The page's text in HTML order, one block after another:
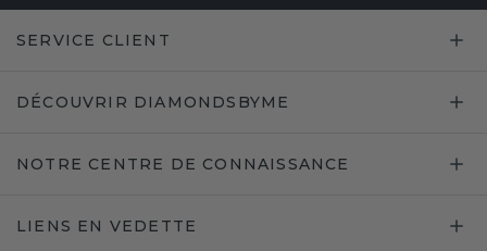
SERVICE CLIENT
DÉCOUVRIR DIAMONDSBYME
NOTRE CENTRE DE CONNAISSANCE
LIENS EN VEDETTE